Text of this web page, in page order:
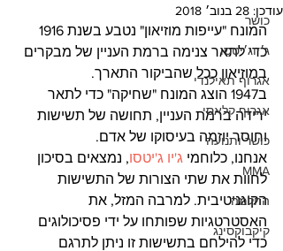
כושר
ג׳יוג׳יטסו
אגרוף תאילנדי
אגרוף קלאסי
כושר ותנועה
MMA
החלמה
קיקבוקסינג
עודכן: 28 בנוב׳ 2018
כדי לתאר צנימה ברמת העניין של מבקרים
במוזיאון ככל שהביקור התארך.
ב1947 הוצג המונח "שחיקה" כדי לתאר
ירידה ברמת העניין, תחושה של תשישות
וחוסר יוזמה בעיסוקו של אדם.
אנחנו, כלוחמי ג'יו ג'יטסו, נמצאים בסיכון
לחוות את שתי הצורות של התשישות
הקוגניטיבית. למרבה המזל, את
האסטרטגיות שפותחו על ידי פסיכולוגים
כדי להילחם בתשישות זו ניתן לתרגם